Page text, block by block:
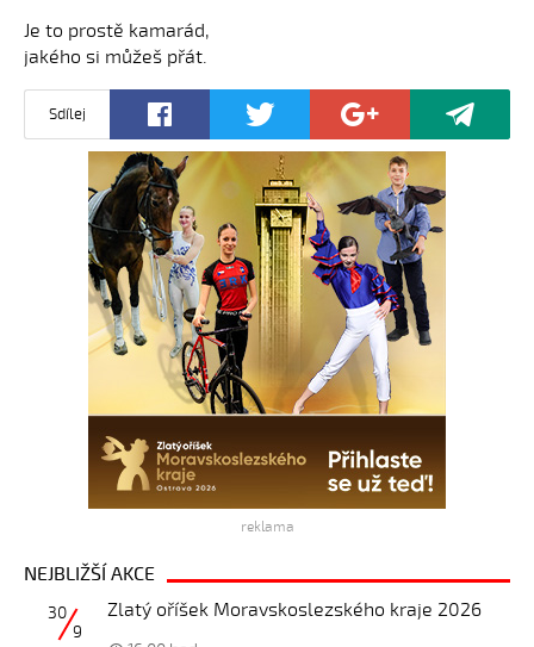
Je to prostě kamarád,
jakého si můžeš přát.
Sdílej
reklama
NEJBLIŽŠÍ AKCE
Zlatý oříšek Moravskoslezského kraje 2026
30
9